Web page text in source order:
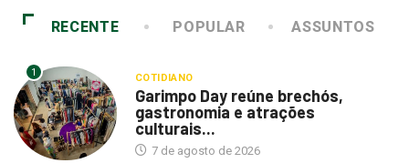
RECENTE POPULAR ASSUNTOS
1 COTIDIANO
Garimpo Day reúne brechós,
gastronomia e atrações
culturais...
7 de agosto de 2026